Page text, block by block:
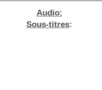
Audio:
Sous-titres: